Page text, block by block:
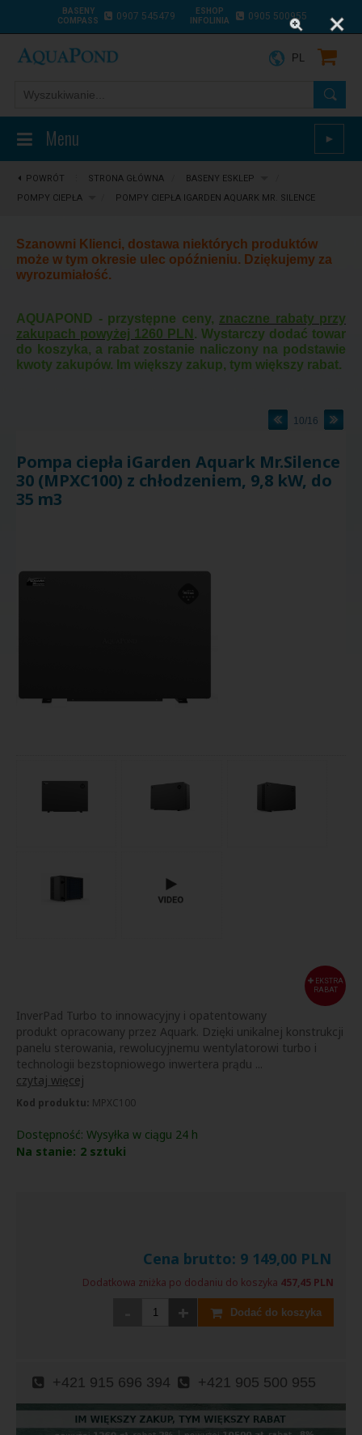
BASENY
COMPASS
0907 545479
ESHOP
INFOLINIA
0905 500955
Menu ►
PL
POWRÓT STRONA GŁÓWNA BASENY ESKLEP
POMPY CIEPŁA
POMPY CIEPŁA IGARDEN AQUARK MR. SILENCE
Szanowni Klienci, dostawa niektórych produktów
może w tym okresie ulec opóźnieniu. Dziękujemy za
wyrozumiałość.
AQUAPOND - przystępne ceny, znaczne rabaty przy
zakupach powyżej 1260 PLN . Wystarczy dodać towar
do koszyka, a rabat zostanie naliczony na podstawie
kwoty zakupów. Im większy zakup, tym większy rabat.
10/16
Pompa ciepła iGarden Aquark Mr.Silence
30 (MPXC100) z chłodzeniem, 9,8 kW, do
35 m3
EKSTRA
RABAT
InverPad Turbo to innowacyjny i opatentowany
produkt opracowany przez Aquark. Dzięki unikalnej konstrukcji
panelu sterowania, rewolucyjnemu wentylatorowi turbo i
technologii bezstopniowego inwertera prądu ...
czytaj więcej
Kod produktu: MPXC100
Dostępność: Wysyłka w ciągu 24 h
Na stanie: 2 sztuki
Cena brutto: 9 149,00 PLN
Dodatkowa zniżka po dodaniu do koszyka 457,45 PLN
+ Dodać do koszyka
+421 915 696 394 +421 905 500 955